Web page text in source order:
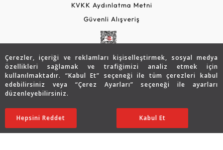
Çerezler, içeriği ve reklamları kişiselleştirmek, sosyal medya
özellikleri sağlamak ve trafiğimizi analiz etmek için
kullanılmaktadır. “Kabul Et” seçeneği ile tüm çerezleri kabul
edebilirsiniz veya “Çerez Ayarları” seçeneği ile ayarları
düzenleyebilirsiniz.
Ayarları Düzenle
Hepsini Reddet Kabul Et
112.670 TL
78.869TL SATIN ALIN
KVKK Aydınlatma Metni
Güvenli Alışveriş
Copyright © 2026 Assos Pırlanta - Bu sitenin tüm hakları